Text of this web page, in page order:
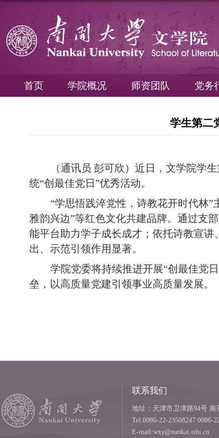
首页 学院概况 师资团队 党务
学生第二
（通讯员 彭可欣）近日，文学院学
统“创最佳党日”优秀活动。
“学思悟践淬党性，诗教花开时代林”
雅韵兴边”等红色文化共建品牌。通过支
能平台助力学子成长成才；依托诗教宣
出、示范引领作用显著。
学院党委将持续推进开展“创最佳党
垒，以高质量党建引领事业高质量发展。
联系我们
地址：天津市卫津路94号 南
Tel:0086-22-23508247 0086-
E-mail:wxy@nankai.edu.cn